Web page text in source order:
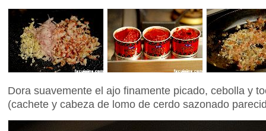
Dora suavemente el ajo finamente picado, cebolla y
(cachete y cabeza de lomo de cerdo sazonado